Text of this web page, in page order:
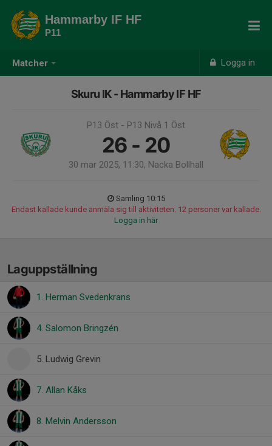
Matcher Logga in
Hammarby IF HF
P11
Skuru IK - Hammarby IF HF
P13 Öst - P13 Nivå 1 Öst
26 - 20
30 mar 2025, 11:30, Nacka Bollhall
Samling 10:15
Endast kallade kunde anmäla sig till aktiviteten. 12 personer var kallade.
Logga in här
Laguppställning
1. Herman Svedenkrans
4. Salomon Bringzén
5. Ludwig Grevin
7. Allan Kåks
8. Melvin Andersson